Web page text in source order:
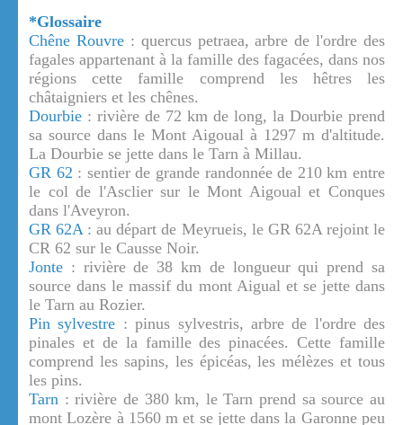
*Glossaire
Chêne Rouvre: quercus petraea, arbre de l'ordre des
fagales appartenant à la famille des fagacées, dans nos
régions cette famille comprend les hêtres les
châtaigniers et les chênes.
Dourbie : rivière de 72 km de long, la Dourbie prend
sa source dans le Mont Aigoual à 1297 m d'altitude.
La Dourbie se jette dans le Tarn à Millau.
GR 62 : sentier de grande randonnée de 210 km entre
le col de l'Asclier sur le Mont Aigoual et Conques
dans l'Aveyron.
GR 62A: au départ de Meyrueis, le GR 62A rejoint le
CR 62 sur le Causse Noir.
Jonte : rivière de 38 km de longueur qui prend sa
source dans le massif du mont Aigual et se jette dans
le Tarn au Rozier.
Pin sylvestre : pinus sylvestris, arbre de l'ordre des
pinales et de la famille des pinacées. Cette famille
comprend les sapins, les épicéas, les mélèzes et tous
les pins.
Tarn : rivière de 380 km, le Tarn prend sa source au
mont Lozère à 1560 m et se jette dans la Garonne peu